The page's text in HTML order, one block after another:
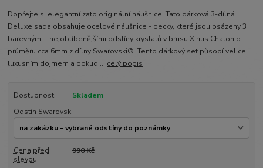
Dopřejte si elegantní zato originální náušnice! Tato dárková 3-dílná
Deluxe sada obsahuje ocelové náušnice - pecky, které jsou osázeny 3
barevnými - nejoblíbenějšími odstíny krystalů v brusu Xirius Chaton o
průměru cca 6mm z dílny Swarovski®. Tento dárkový set působí velice
luxusním dojmem a pokud ... celý popis
Dostupnost
Skladem
Odstín Swarovski
Cena před
slevou
990 Kč